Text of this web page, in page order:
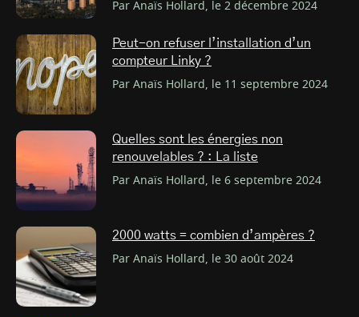
Par Anaïs Hollard, le 2 décembre 2024
Peut-on refuser l’installation d’un
compteur Linky ?
Par Anaïs Hollard, le 11 septembre 2024
Quelles sont les énergies non
renouvelables ? : La liste
Par Anaïs Hollard, le 6 septembre 2024
2000 watts = combien d’ampères ?
Par Anaïs Hollard, le 30 août 2024